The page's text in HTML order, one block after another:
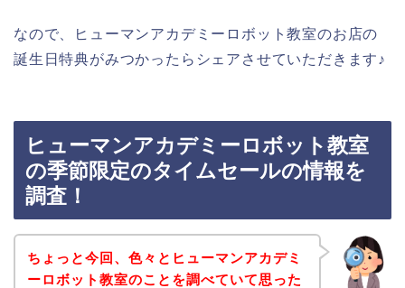
なので、ヒューマンアカデミーロボット教室のお店の
誕生日特典がみつかったらシェアさせていただきます♪
ヒューマンアカデミーロボット教室
の季節限定のタイムセールの情報を
調査！
ちょっと今回、色々とヒューマンアカデミ
ーロボット教室のことを調べていて思った